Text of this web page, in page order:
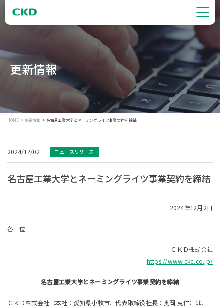
更新情報
HOME 更新情報 名古屋工業大学とネーミングライツ事業契約を締結
2024/12/02 ニュースリリース
名古屋工業大学とネーミングライツ事業契約を締結
2024年12月2日
各 位
ＣＫＤ株式会社
https://www.ckd.co.jp/
名古屋工業大学とネーミングライツ事業契約を締結
ＣＫＤ株式会社（本社：愛知県小牧市、代表取締役社長：奥岡 克仁）は、